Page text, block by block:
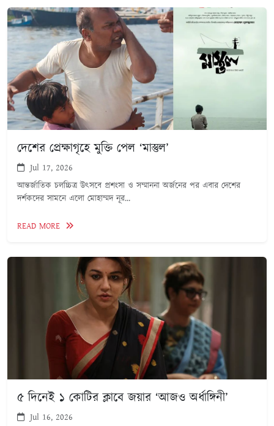
দেশের প্রেক্ষাগৃহে মুক্তি পেল ‘মাস্তুল’
Jul 17, 2026
আন্তর্জাতিক চলচ্চিত্র উৎসবে প্রশংসা ও সম্মাননা অর্জনের পর এবার দেশের
দর্শকদের সামনে এলো মোহাম্মদ নূর...
READ MORE
৫ দিনেই ১ কোটির ক্লাবে জয়ার ‘আজও অর্ধাঙ্গিনী’
Jul 16, 2026